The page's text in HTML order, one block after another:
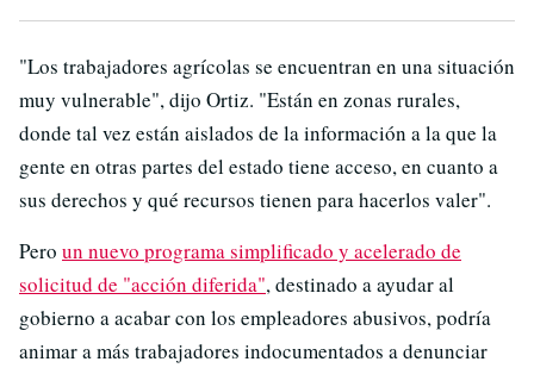
"Los trabajadores agrícolas se encuentran en una situación
muy vulnerable", dijo Ortiz. "Están en zonas rurales,
donde tal vez están aislados de la información a la que la
gente en otras partes del estado tiene acceso, en cuanto a
sus derechos y qué recursos tienen para hacerlos valer".
Pero un nuevo programa simplificado y acelerado de
solicitud de "acción diferida", destinado a ayudar al
gobierno a acabar con los empleadores abusivos, podría
animar a más trabajadores indocumentados a denunciar